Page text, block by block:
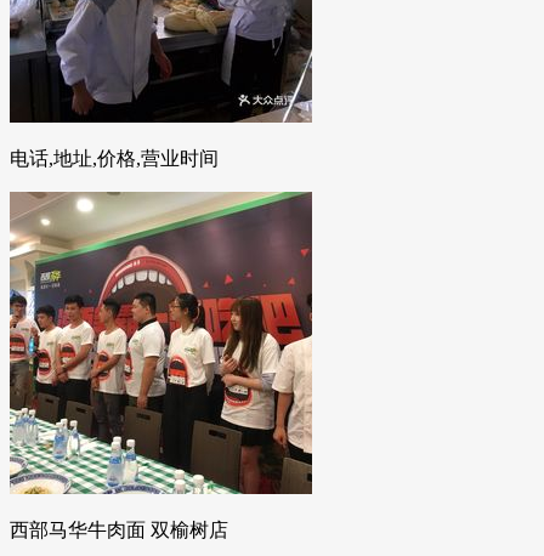
电话,地址,价格,营业时间
西部马华牛肉面 双榆树店